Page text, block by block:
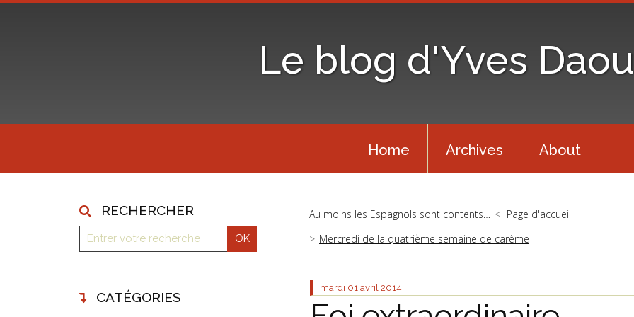
Le blog d'Yves
Home Archives About
RECHERCHER
CATÉGORIES
Au moins les Espagnols sont contents…
Page d'accueil
Mercredi de la quatrième semaine de carême
mardi 01 avril 2014